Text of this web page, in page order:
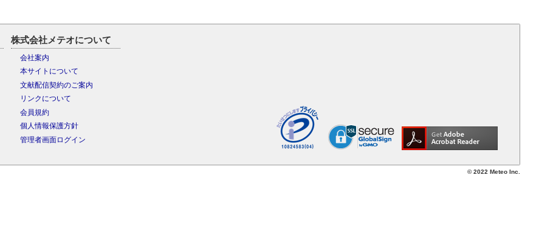
株式会社メテオについて
会社案内
本サイトについて
文献配信契約のご案内
リンクについて
会員規約
個人情報保護方針
管理者画面ログイン
© 2022 Meteo Inc.